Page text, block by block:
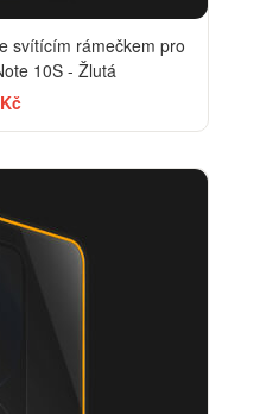
svítícím rámečkem pro
10S - Žlutá